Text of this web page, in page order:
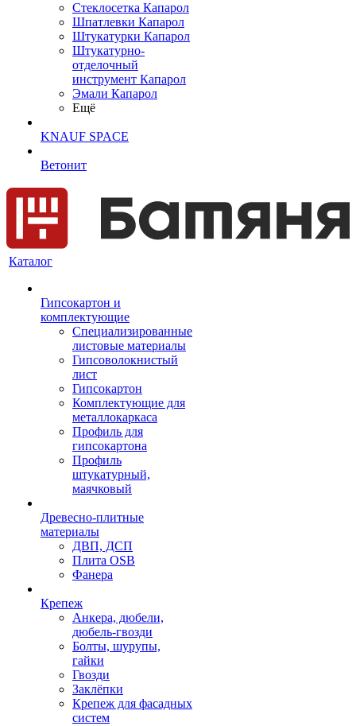
Cтеклосетка Капарол
Шпатлевки Капарол
Штукатурки Капарол
Штукатурно-
отделочный
инструмент Капарол
Эмали Капарол
Ещё
KNAUF SPACE
Ветонит
Каталог
Гипсокартон и
комплектующие
Специализированные
листовые материалы
Гипсоволокнистый
лист
Гипсокартон
Комплектующие для
металлокаркаса
Профиль для
гипсокартона
Профиль
штукатурный,
маячковый
Древесно-плитные
материалы
ДВП, ДСП
Плита OSB
Фанера
Крепеж
Анкера, дюбели,
дюбель-гвозди
Болты, шурупы,
гайки
Гвозди
Заклёпки
Крепеж для фасадных
систем